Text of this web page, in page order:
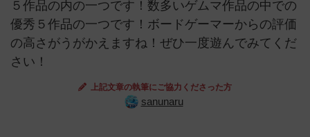
５作品の内の一つです！数多いゲムマ作品の中での
優秀５作品の一つです！ボードゲーマーからの評価
の高さがうがかえますね！ぜひ一度遊んでみてくだ
さい！
上記文章の執筆にご協力くださった方
sanunaru